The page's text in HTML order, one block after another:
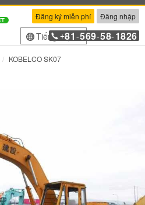
Đăng ký miễn phí Đăng nhập
Tiếng Việt
+81 -569-58-1826
KOBELCO SK07